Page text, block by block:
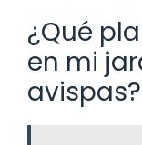
¿Qué
en mi
avispas?